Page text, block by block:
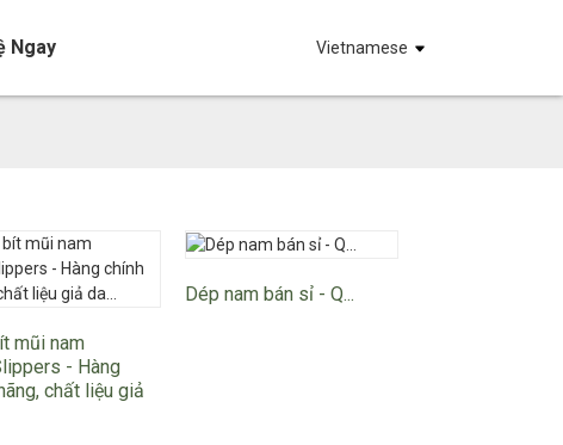
Ngay Vietnamese
mũi nam
- Hàng
chất liệu giả
Dép nam bán sỉ - Q...